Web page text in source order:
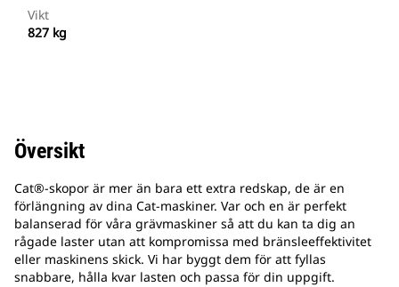
Vikt
827 kg
Översikt
Cat®-skopor är mer än bara ett extra redskap, de är en
förlängning av dina Cat-maskiner. Var och en är perfekt
balanserad för våra grävmaskiner så att du kan ta dig an
rågade laster utan att kompromissa med bränsleeffektivitet
eller maskinens skick. Vi har byggt dem för att fyllas
snabbare, hålla kvar lasten och passa för din uppgift.